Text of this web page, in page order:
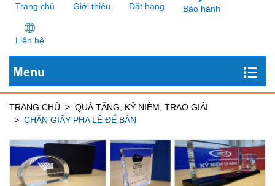
Trang chủ Giới thiệu Đặt hàng Bảo hành
Liên hệ
Menu
TRANG CHỦ
QUÀ TẶNG, KỶ NIỆM, TRAO GIẢI
CHẶN GIẤY PHA LÊ ĐỂ BÀN